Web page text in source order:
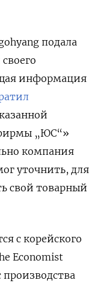
подала
информация
„ЮС“»
компания
уточнить, для
свой товарный
с корейского
Economist